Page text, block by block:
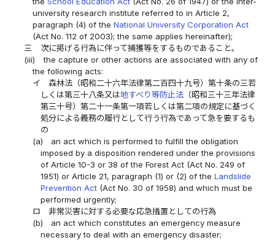
university research institute referred to in Article 2,
paragraph (4) of the National University Corporation Act
(Act No. 112 of 2003); the same applies hereinafter);
三
次に掲げる行為に伴って捕獲等をするものであること。
(iii)
the capture or other actions are associated with any of
the following acts:
イ
森林法（昭和二十六年法律第二百四十九号）第十条の三若
しくは第三十八条又は地すべり等防止法（昭和三十三年法律
第三十号）第二十一条第一項若しくは第二項の規定に基づく
処分による義務の履行として行う行為であって急を要するも
の
(a)
an act which is performed to fulfill the obligation
imposed by a disposition rendered under the provisions
of Article 10-3 or 38 of the Forest Act (Act No. 249 of
1951) or Article 21, paragraph (1) or (2) of the Landslide
Prevention Act(Act No. 30 of 1958) and which must be
performed urgently;
ロ
非常災害に対する必要な応急措置としての行為
(b)
an act which constitutes an emergency measure
necessary to deal with an emergency disaster;